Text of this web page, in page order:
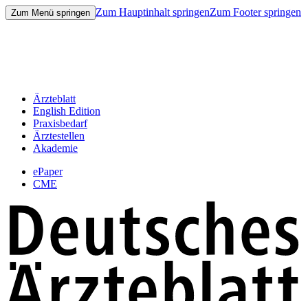
Zum Menü springen Zum Hauptinhalt springenZum Footer springen
Ärzteblatt
English Edition
Praxisbedarf
Ärztestellen
Akademie
ePaper
CME